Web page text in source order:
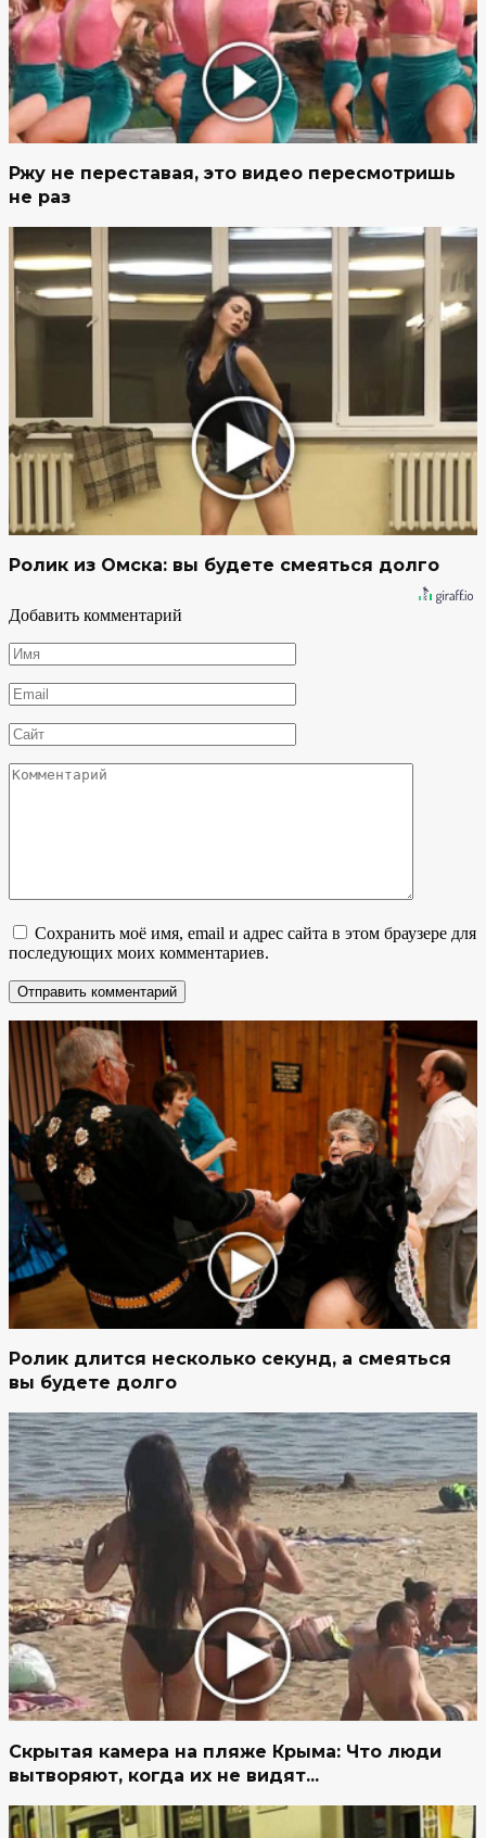
Ржу не переставая, это видео пересмотришь
не раз
Ролик из Омска: вы будете смеяться долго
Добавить комментарий
Имя
*
Email
*
Сайт
Комментарий
Сохранить моё имя, email и адрес сайта в этом браузере для
последующих моих комментариев.
Ролик длится несколько секунд, а смеяться
вы будете долго
Скрытая камера на пляже Крыма: Что люди
вытворяют, когда их не видят...